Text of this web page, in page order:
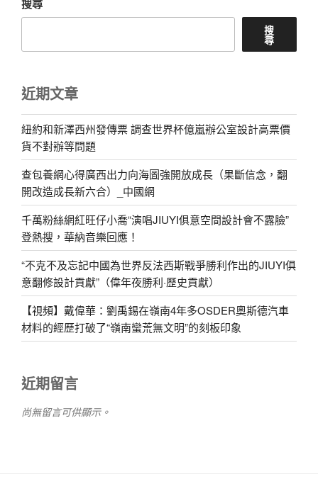
搜尋
搜
尋
近期文章
紐約和新澤西州發傳票 調查世界杯億嵐辦公室設計高票價
貨不對辦等問題
查包養網心得廣西出力向海圖強開放成長（果斷信念，翻
開改造成長新六合）_中國網
千萬粉絲網紅旺仔小喬“演唱JIUYI俱意空間設計會不露臉”
登熱搜，華納音樂回應！
“不克不及忘記中國為世界反法西斯戰爭勝利作出的JIUYI俱
意翻修設計貢獻”（偉年夜勝利·歷史貢獻）
【視頻】戴偉華：劉禹錫在嶺南4年多OSDER奧斯德汽車
材料的經歷打破了“嶺南蠻荒無文明”的刻板印象
近期留言
尚無留言可供顯示。